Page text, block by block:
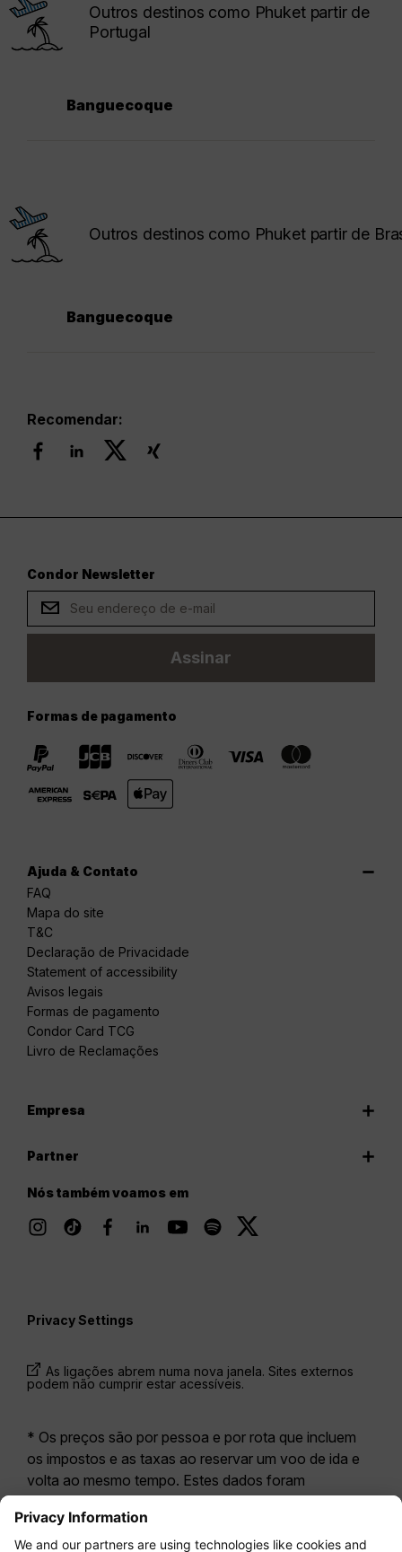
Outros destinos como Phuket partir de
Portugal
Banguecoque
Outros destinos como Phuket partir de
Banguecoque
Recomendar:
Condor Newsletter
Assinar
Formas de pagamento
Ajuda & Contato
FAQ
Mapa do site
T&C
Declaração de Privacidade
Statement of accessibility
Avisos legais
Formas de pagamento
Condor Card TCG
Livro de Reclamações
Empresa
Partner
Nós também voamos em
Privacy Settings
As ligações abrem numa nova janela. Sites externos
podem não cumprir estar acessíveis.
* Os preços são por pessoa e por rota que incluem
os impostos e as taxas ao reservar um voo de ida e
volta ao mesmo tempo. Estes dados foram
estar atualizados. As tarifas apresentadas para a
Economy Class correspondem geralmente à